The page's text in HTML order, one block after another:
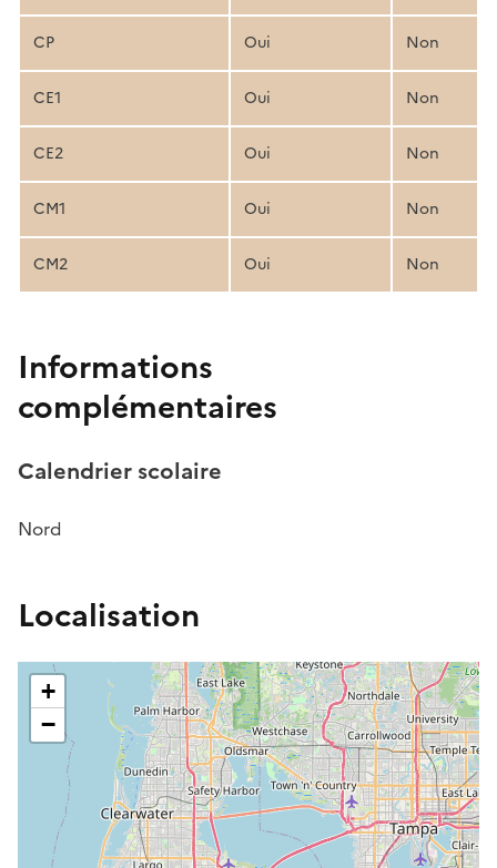
CP Oui Non
CE1 Oui Non
CE2 Oui Non
CM1 Oui Non
CM2 Oui Non
Informations
complémentaires
Calendrier scolaire
Nord
Localisation
+
−